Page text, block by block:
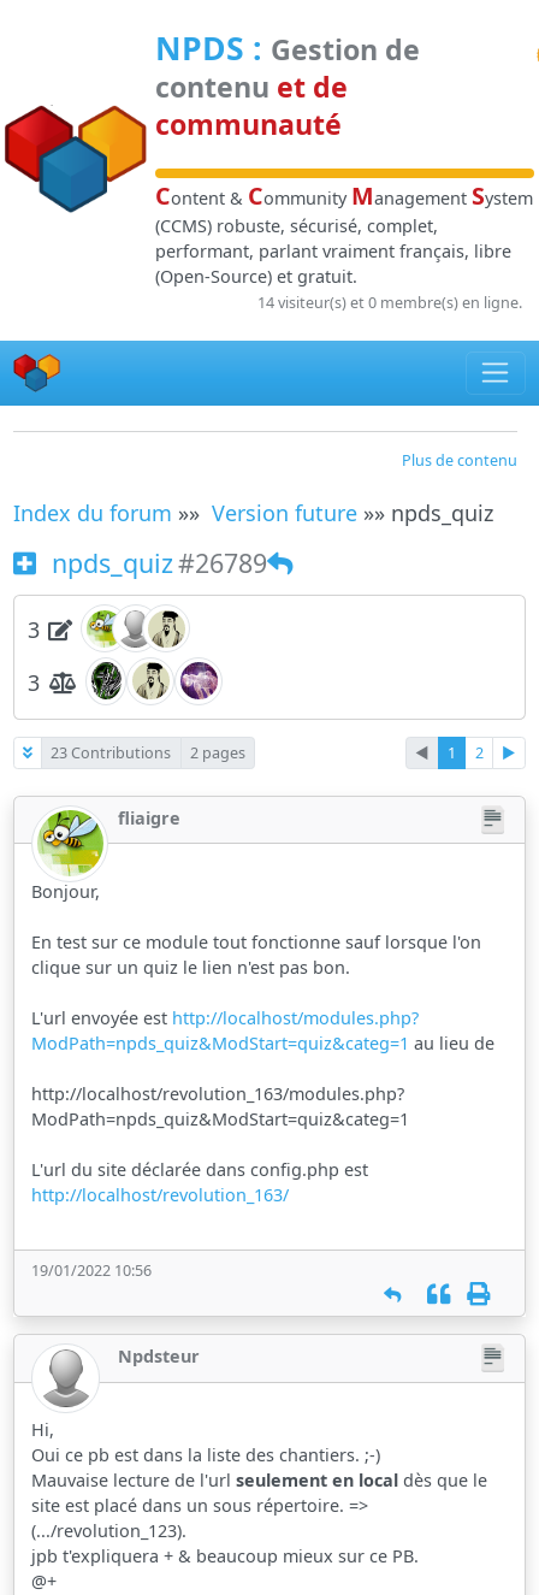
NPDS : Gestion de
contenu et de
communauté
Content & Community Management System
(CCMS) robuste, sécurisé, complet,
performant, parlant vraiment français, libre
(Open-Source) et gratuit.
14 visiteur(s) et 0 membre(s) en ligne.
Plus de contenu
Index du forum »» Version future»» npds_quiz
npds_quiz#26789
3
3
23 Contributions 2 pages ◄ 1 2 ►
fliaigre
Bonjour,
En test sur ce module tout fonctionne sauf lorsque l'on
clique sur un quiz le lien n'est pas bon.
L'url envoyée est http://localhost/modules.php?
ModPath=npds_quiz&ModStart=quiz&categ=1 au lieu de
http://localhost/revolution_163/modules.php?
ModPath=npds_quiz&ModStart=quiz&categ=1
L'url du site déclarée dans config.php est
http://localhost/revolution_163/
19/01/2022 10:56
Npdsteur
Hi,
Oui ce pb est dans la liste des chantiers. ;-)
Mauvaise lecture de l'urlseulement en local dès que le
site est placé dans un sous répertoire. =>
(.../revolution_123).
jpb t'expliquera + & beaucoup mieux sur ce PB.
@+